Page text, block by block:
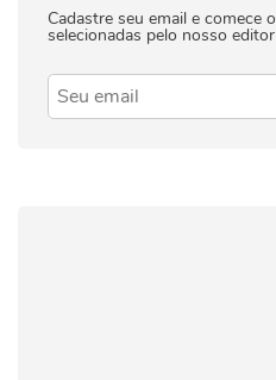
Cadastre seu email e comece
selecionadas pelo nosso editor